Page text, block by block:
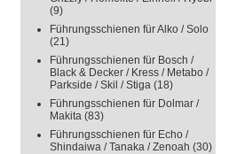
(9)
Führungsschienen für Alko / Solo
(21)
Führungsschienen für Bosch /
Black & Decker / Kress / Metabo /
Parkside / Skil / Stiga (18)
Führungsschienen für Dolmar /
Makita (83)
Führungsschienen für Echo /
Shindaiwa / Tanaka / Zenoah (30)